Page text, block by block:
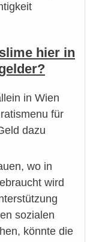
hier in
in Wien
für
dazu
wo in
wird
sozialen
könnte die